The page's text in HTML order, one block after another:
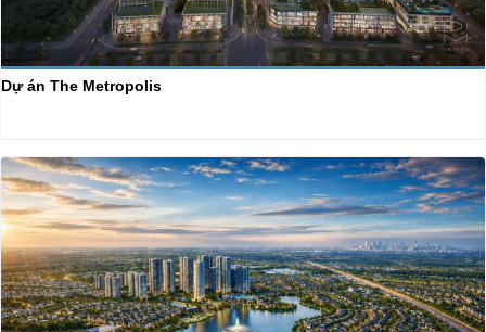
Dự án The Metropolis